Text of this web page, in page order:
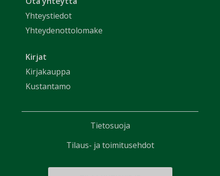
Yhteystiedot
Yhteydenottolomake
Kirjat
Kirjakauppa
Kustantamo
Tietosuoja
Tilaus- ja toimitusehdot